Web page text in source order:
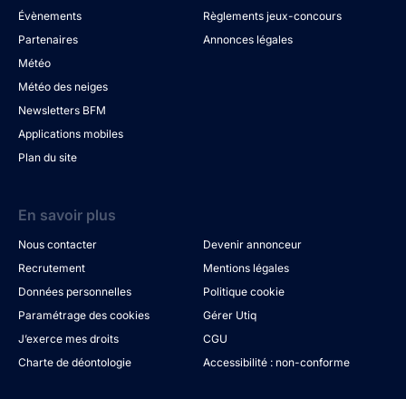
Évènements
Partenaires
Météo
Météo des neiges
Newsletters BFM
Applications mobiles
Plan du site
Règlements jeux-concours
Annonces légales
En savoir plus
Nous contacter
Devenir annonceur
Recrutement
Mentions légales
Données personnelles
Politique cookie
Paramétrage des cookies
Gérer Utiq
J’exerce mes droits
CGU
Charte de déontologie
Accessibilité : non-conforme